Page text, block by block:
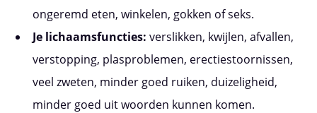
ongeremd eten, winkelen, gokken of seks.
Je lichaamsfuncties: verslikken, kwijlen, afvallen,
verstopping, plasproblemen, erectiestoornissen,
veel zweten, minder goed ruiken, duizeligheid,
minder goed uit woorden kunnen komen.